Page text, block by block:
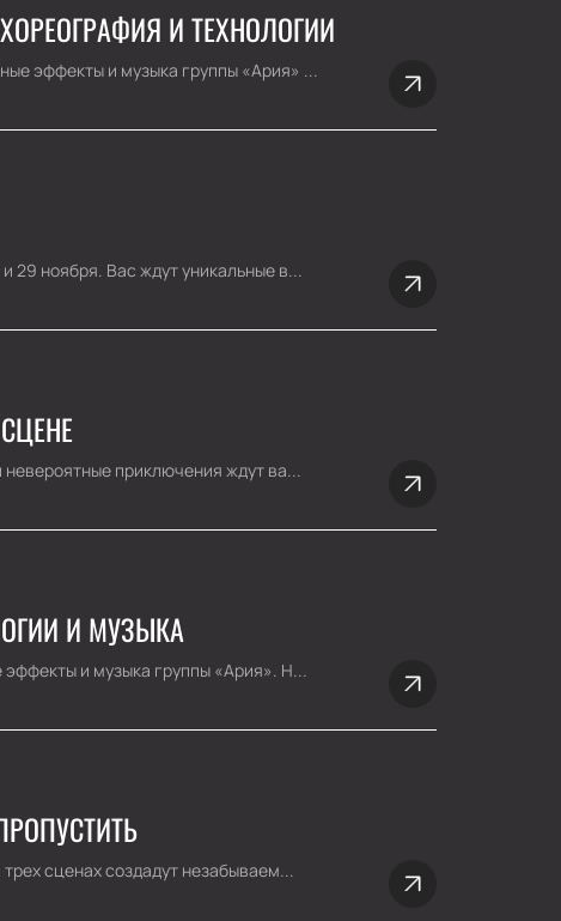
И ТЕХНОЛОГИИ
эффекты и музыка группы «Ария» ...
ноября. Вас ждут уникальные в...
приключения ждут ва...
И МУЗЫКА
и музыка группы «Ария». Н...
сценах создадут незабываем...